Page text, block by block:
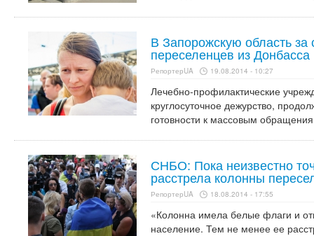
В Запорожскую область
переселенцев из Донбасса
РепортерUA 19.08.2014 - 10:27
Лечебно-профилактические
круглосуточное дежурство,
готовности к массовым
СНБО: Пока неизвестно
расстрела колонны
РепортерUA 18.08.2014 - 17:55
«Колонна имела белые флаги и
население. Тем не менее ее